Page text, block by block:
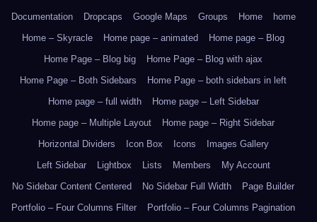
Documentation
Dropcaps Google Maps Groups Home
home
Home – Skyracle
Home page – animated
Home page – Blog
Home Page – Blog big
Home Page – Blog with ajax
Home Page – Both Sidebars
Home Page – both sidebars in left
Home page – full width
Home page – Left Sidebar
Home page – Multiple Layout
Home page – Right Sidebar
Horizontal Dividers
Icon Box Icons
Images Gallery
Left Sidebar
Lightbox Lists Members
My Account
No Sidebar Content Centered
No Sidebar Full Width
Page Builder
Portfolio – Four Columns Filter
Portfolio – Four Columns Pagination